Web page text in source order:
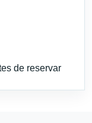
de reservar